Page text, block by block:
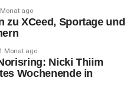
Die Teilnahme ist kostenlos.
eine verbindliche
2021 beim Amt für
E-Mail an
auf dem Postweg an Hans-
ago
zu XCeed, Sportage und
1 Monat ago
Nicki Thiim
Wochenende in